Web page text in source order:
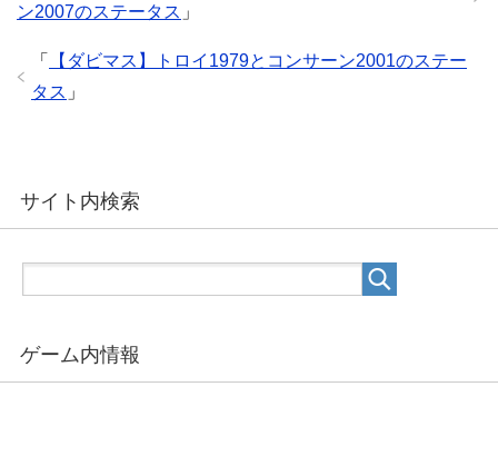
ン2007のステータス 」
「
【ダビマス】トロイ1979とコンサーン2001のステー
タス 」
サイト内検索
ゲーム内情報